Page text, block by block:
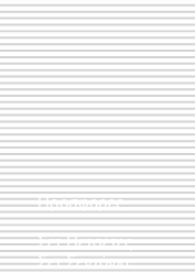
Προσφορές
Σετ Πετσέτες
Σετ Σεντόνια